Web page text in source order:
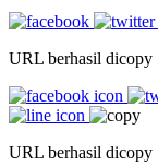
URL berhasil dicopy
URL berhasil dicopy